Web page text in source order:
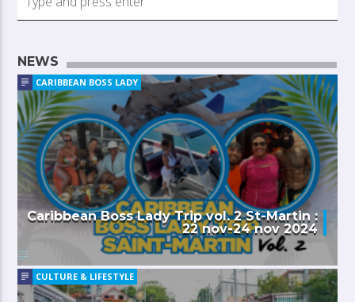
NEWS
CARIBBEAN BOSS LADY
Caribbean Boss Lady Trip vol. 2 St-Martin :
22 nov-24 nov 2024
CULTURE & LIFESTYLE